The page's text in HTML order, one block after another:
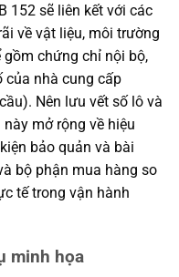
152 sẽ liên kết với các
về vật liệu, môi trường
chứng chỉ nội bộ,
của nhà cung cấp
Nên lưu vết số lô và
mở rộng về hiệu
bảo quản và bài
bộ phận mua hàng so
tế trong vận hành
minh họa